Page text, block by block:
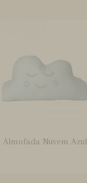
Almofada Nuvem Azul